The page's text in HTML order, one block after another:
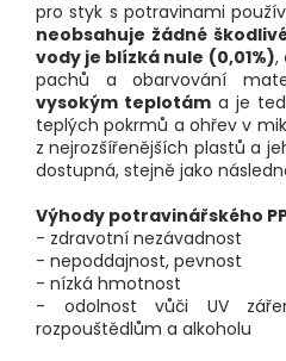
pro styk s potravinami
neobsahuje žádné
vody je blízká nule (0,01%),
pachů a obarvování
vysokým teplotám a je
teplých pokrmů a ohřev v
z nejrozšířenějších plastů a
dostupná, stejně jako
Výhody potravinářského
- zdravotní nezávadnost
- nepoddajnost, pevnost
- nízká hmotnost
- odolnost vůči UV
rozpouštědlům a alkoholu